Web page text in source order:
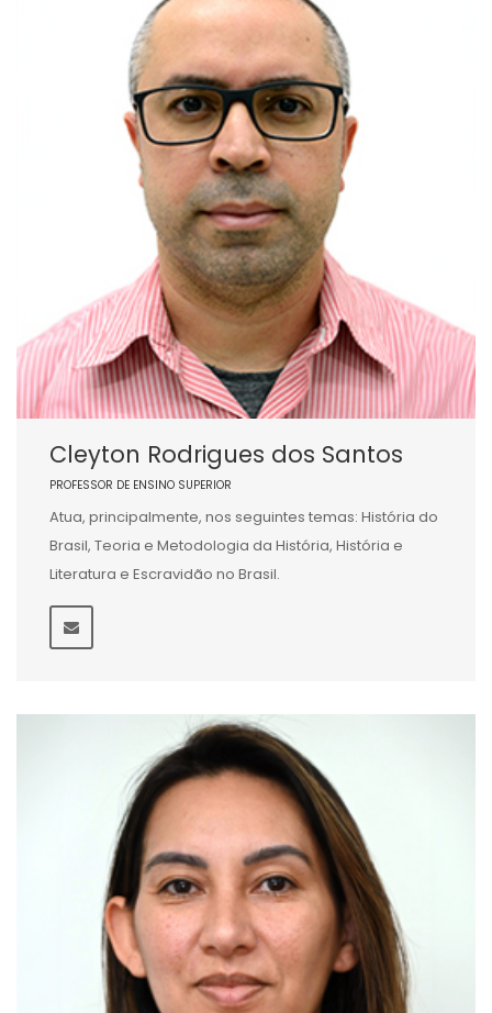
Cleyton Rodrigues dos Santos
PROFESSOR DE ENSINO SUPERIOR
Atua, principalmente, nos seguintes temas: História do
Brasil, Teoria e Metodologia da História, História e
Literatura e Escravidão no Brasil.